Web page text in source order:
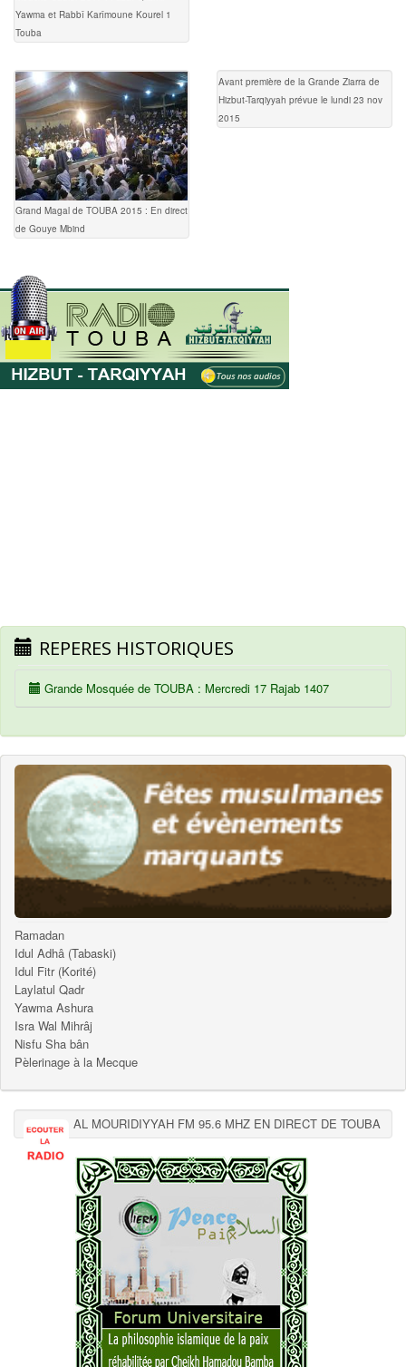
Yawma et Rabbî Karîmoune Kourel 1
Touba
Grand Magal de TOUBA 2015 : En direct
de Gouye Mbind
Avant première de la Grande Ziarra de
Hizbut-Tarqiyyah prévue le lundi 23 nov
2015
REPERES HISTORIQUES
Grande Mosquée de TOUBA : Mercredi 17 Rajab 1407
Ramadan
Idul Adhâ (Tabaski)
Idul Fitr (Korité)
Laylatul Qadr
Yawma Ashura
Isra Wal Mihrâj
Nisfu Sha bân
Pèlerinage à la Mecque
AL MOURIDIYYAH FM 95.6 MHZ EN DIRECT DE TOUBA